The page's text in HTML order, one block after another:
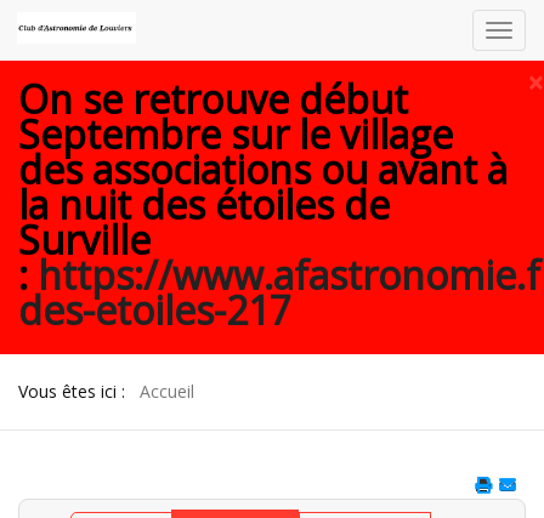
×
On se retrouve début
Septembre sur le village
des associations ou avant à
la nuit des étoiles de
Surville
: https://
des-etoiles-217
Vous êtes ici : Accueil